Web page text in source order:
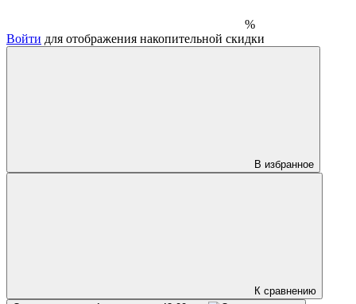
%
Войти для отображения накопительной скидки
В избранное
К сравнению